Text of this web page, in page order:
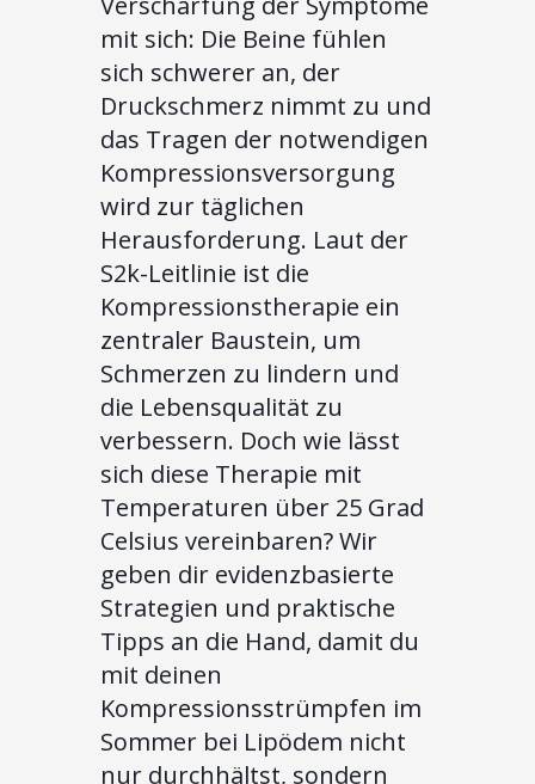
mit sich: Die Beine fühlen
sich schwerer an, der
Druckschmerz nimmt zu und
das Tragen der notwendigen
Kompressionsversorgung
wird zur täglichen
Herausforderung. Laut der
S2k-Leitlinie ist die
Kompressionstherapie ein
zentraler Baustein, um
Schmerzen zu lindern und
die Lebensqualität zu
verbessern. Doch wie lässt
sich diese Therapie mit
Temperaturen über 25 Grad
Celsius vereinbaren? Wir
geben dir evidenzbasierte
Strategien und praktische
Tipps an die Hand, damit du
mit deinen
Kompressionsstrümpfen im
Sommer bei Lipödem nicht
nur durchhältst, sondern